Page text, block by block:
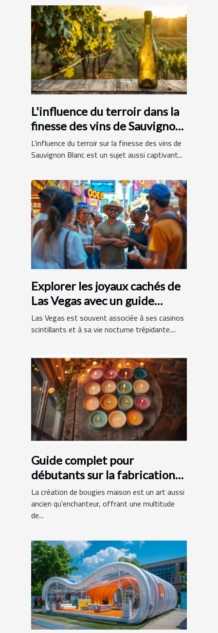
L'influence du terroir dans la
finesse des vins de Sauvignon
Blanc
L'influence du terroir sur la finesse des vins de
Sauvignon Blanc est un sujet aussi captivant...
Explorer les joyaux cachés de
Las Vegas avec un guide
francophone
Las Vegas est souvent associée à ses casinos
scintillants et à sa vie nocturne trépidante....
Guide complet pour
débutants sur la fabrication
de bougies maison
La création de bougies maison est un art aussi
ancien qu'enchanteur, offrant une multitude
de...